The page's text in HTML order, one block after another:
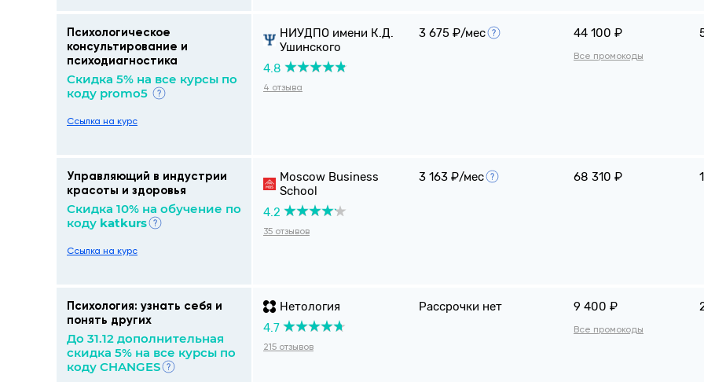
Психологическое
консультирование и
психодиагностика
Cкидка 5% на все курсы по
коду promo5
Ссылка на курс
НИУДПО имени К.Д.
Ушинского
4.8
4 отзыва
3 675 ₽/мес 44 100 ₽
Все промокоды
Управляющий в индустрии
красоты и здоровья
Скидка 10% на обучение по
коду katkurs
Ссылка на курс
Moscow Business
School
4.2
35 отзывов
3 163 ₽/мес 68 310 ₽
Психология: узнать себя и
понять других
До 31.12 дополнительная
скидка 5% на все курсы по
коду CHANGES
Нетология
4.7
215 отзывов
Рассрочки нет 9 400 ₽
Все промокоды